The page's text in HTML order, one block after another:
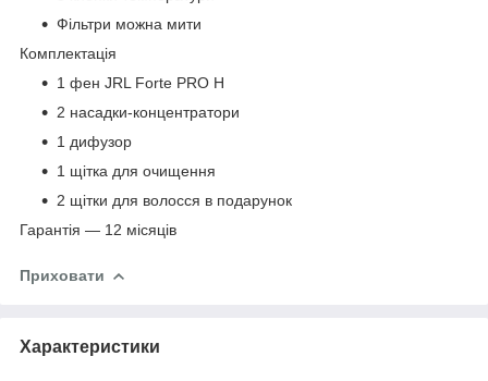
Фільтри можна мити
Комплектація
1 фен JRL Forte PRO H
2 насадки-концентратори
1 дифузор
1 щітка для очищення
2 щітки для волосся в подарунок
Гарантія — 12 місяців
Приховати
Характеристики